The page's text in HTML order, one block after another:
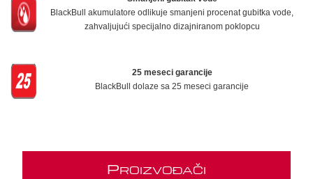
BlackBull akumulatore odlikuje smanjeni procenat gubitka vode,
zahvaljujući specijalno dizajniranom poklopcu
25 meseci garancije
BlackBull dolaze sa 25 meseci garancije
PROIZVOĐAČI